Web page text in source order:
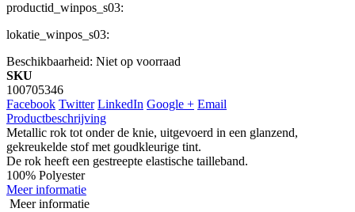
productid_winpos_s03:
lokatie_winpos_s03:
Beschikbaarheid: Niet op voorraad
SKU
100705346
Facebook Twitter LinkedIn Google + Email
Productbeschrijving
Metallic rok tot onder de knie, uitgevoerd in een glanzend,
gekreukelde stof met goudkleurige tint.
De rok heeft een gestreepte elastische tailleband.
100% Polyester
Meer informatie
Meer informatie